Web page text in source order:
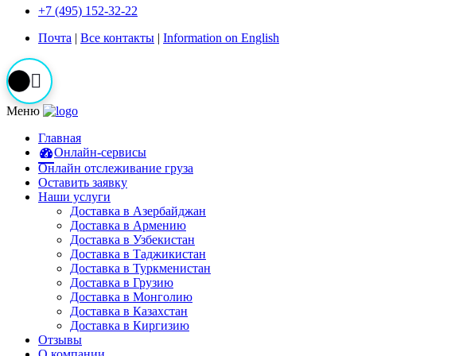
+7 (495) 152-32-22
Почта | Все контакты | Information on English
Меню
Главная
Онлайн-сервисы
Онлайн отслеживание груза
Оставить заявку
Наши услуги
Доставка в Азербайджан
Доставка в Армению
Доставка в Узбекистан
Доставка в Таджикистан
Доставка в Туркменистан
Доставка в Грузию
Доставка в Монголию
Доставка в Казахстан
Доставка в Киргизию
Отзывы